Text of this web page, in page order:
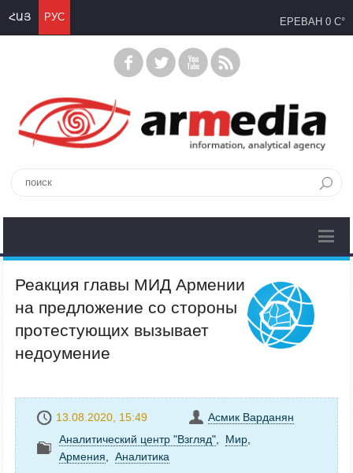
ՀԱՅ РУС ЕРЕВАН 0 C°
Реакция главы МИД Армении
на предложение со стороны
протестующих вызывает
недоумение
13.08.2020, 15:49
Асмик Варданян
Аналитический центр "Взгляд"
Mир
Армения
Аналитика